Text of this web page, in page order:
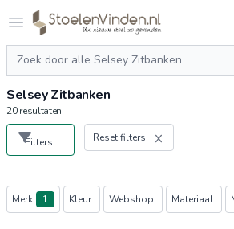
Open menu
Logo stoelenvinden.nl
Zoeken
Selsey Zitbanken
20resultaten
Filters Reset filters
Producten
Merk 1 Kleur Webshop Materiaal